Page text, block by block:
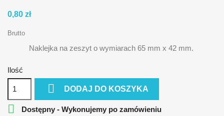
0,80 zł
Brutto
Naklejka na zeszyt o wymiarach 65 mm x 42 mm.
Ilość
 DODAJ DO KOSZYKA
 Dostępny - Wykonujemy po zamówieniu